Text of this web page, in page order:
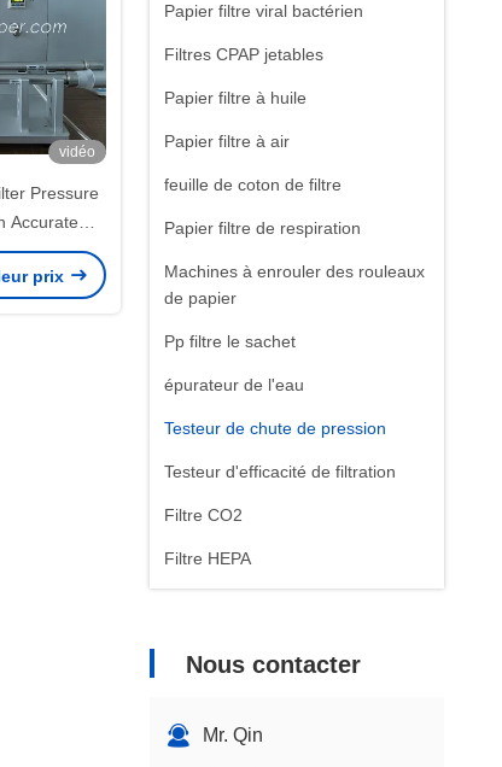
Papier filtre viral bactérien
Filtres CPAP jetables
Papier filtre à huile
Papier filtre à air
feuille de coton de filtre
Papier filtre de respiration
Machines à enrouler des rouleaux
de papier
Pp filtre le sachet
épurateur de l'eau
Testeur de chute de pression
Testeur d'efficacité de filtration
Filtre CO2
Filtre HEPA
Nous contacter
Mr. Qin
vidéo
Pressure
Accurate
prix